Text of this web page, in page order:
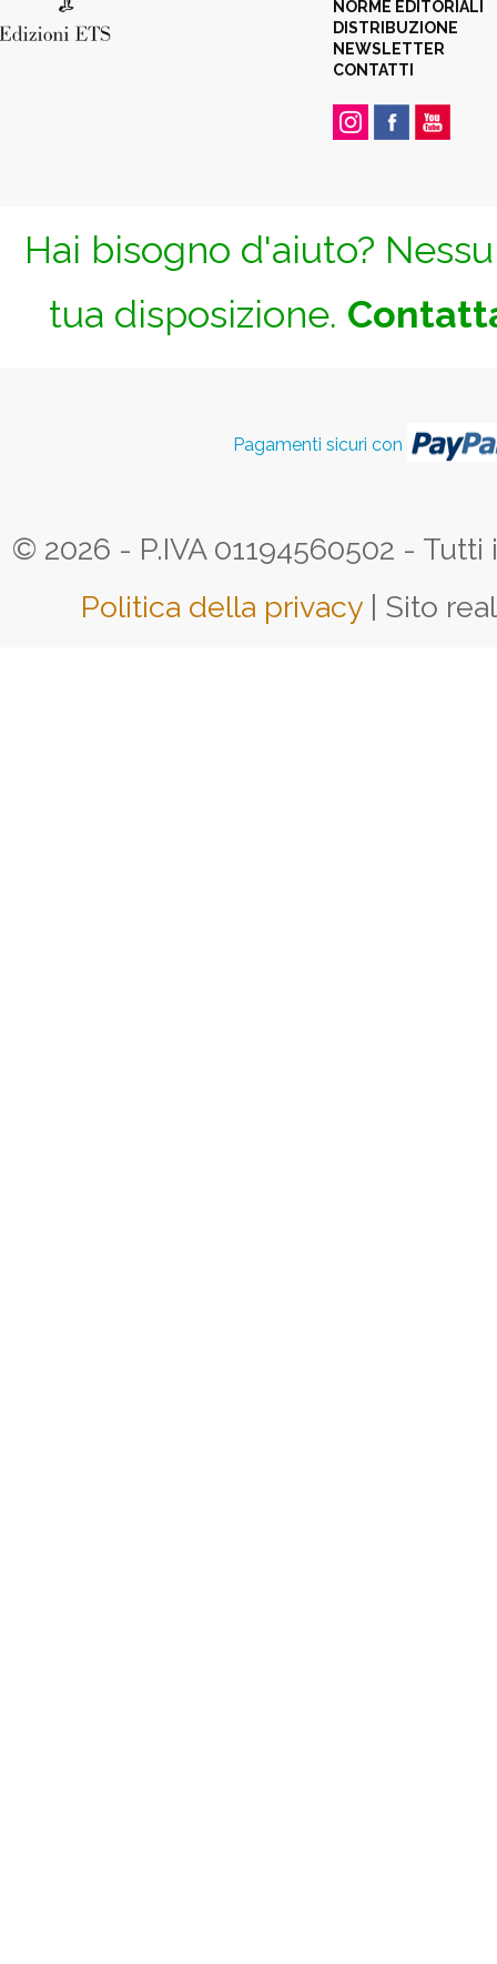
NORME EDITORIALI
DISTRIBUZIONE
NEWSLETTER
CONTATTI
Hai bisogno d'aiuto?
tua disposizione.
Pagamenti sicuri con
© 2026 - P.IVA 01194560502 -
Politica della privacy | Sito